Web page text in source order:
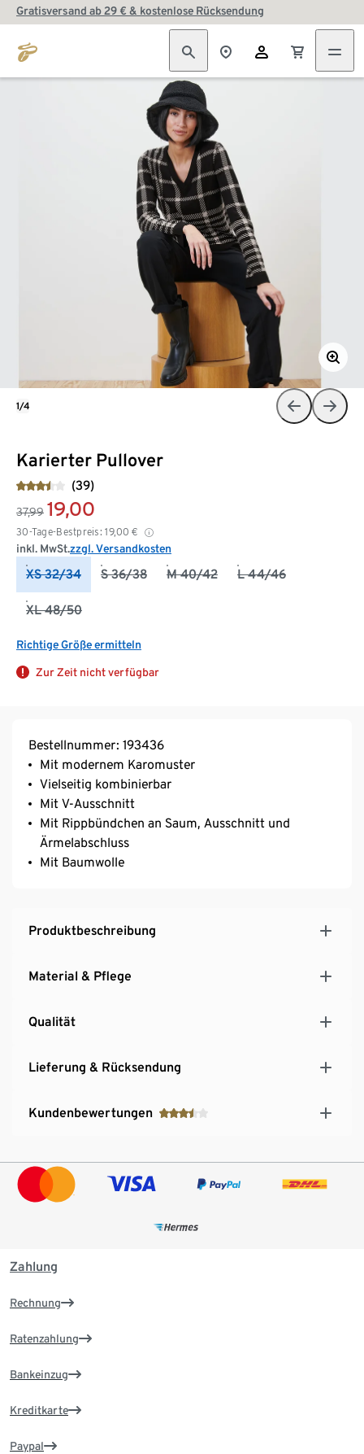
Gratisversand ab 29 € & kostenlose Rücksendung
Karierter Pullover
(39)
37,99 19,00
30-Tage-Bestpreis: 19,00 €
inkl. MwSt.zzgl. Versandkosten
XS 32/34 S 36/38 M 40/42 L 44/46
XL 48/50
Richtige Größe ermitteln
Zur Zeit nicht verfügbar
1/4
Bestellnummer: 193436
Mit modernem Karomuster
Vielseitig kombinierbar
Mit V-Ausschnitt
Mit Rippbündchen an Saum, Ausschnitt und
Ärmelabschluss
Mit Baumwolle
Produktbeschreibung
Material & Pflege
Qualität
Lieferung & Rücksendung
Kundenbewertungen
Zahlung
Rechnung
Ratenzahlung
Bankeinzug
Kreditkarte
Paypal